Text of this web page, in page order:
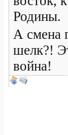
Родины.
А смена
шелк?!
война!